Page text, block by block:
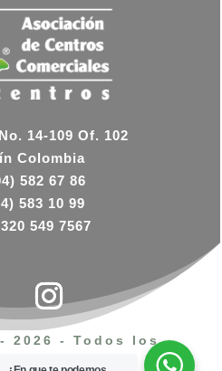
14-109 Of. 102
Colombia
582 67 86
583 10 99
549 7567
2026 - Todos los
Reservados